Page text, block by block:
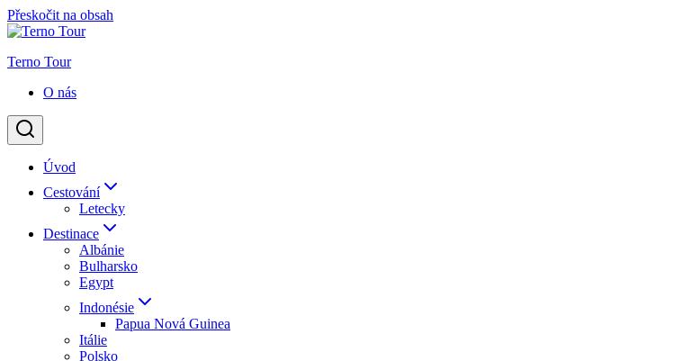
Přeskočit na obsah
Terno Tour
O nás
Úvod
Cestování
Letecky
Destinace
Albánie
Bulharsko
Egypt
Indonésie
Papua Nová Guinea
Itálie
Polsko